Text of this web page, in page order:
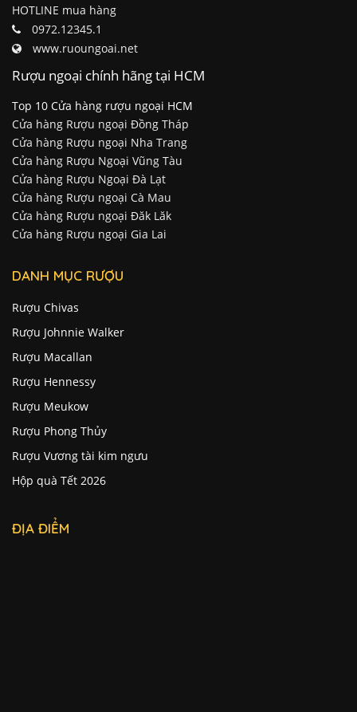
HOTLINE mua hàng
0972.12345.1
www.ruoungoai.net
Rượu ngoại chính hãng tại HCM
Top 10 Cửa hàng rượu ngoại HCM
Cửa hàng Rượu ngoại Đồng Tháp
Cửa hàng Rượu ngoại Nha Trang
Cửa hàng Rượu Ngoại Vũng Tàu
Cửa hàng Rượu Ngoại Đà Lạt
Cửa hàng Rượu ngoại Cà Mau
Cửa hàng Rượu ngoại Đăk Lăk
Cửa hàng Rượu ngoại Gia Lai
DANH MỤC RƯỢU
Rượu Chivas
Rượu Johnnie Walker
Rượu Macallan
Rượu Hennessy
Rượu Meukow
Rượu Phong Thủy
Rượu Vương tài kim ngưu
Hộp quà Tết 2026
ĐỊA ĐIỂM